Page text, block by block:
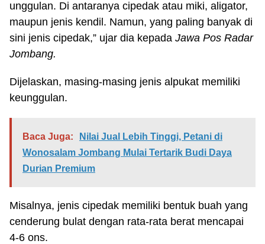
unggulan. Di antaranya cipedak atau miki, aligator,
maupun jenis kendil. Namun, yang paling banyak di
sini jenis cipedak,” ujar dia kepada Jawa Pos Radar
Jombang.
Dijelaskan, masing-masing jenis alpukat memiliki
keunggulan.
Baca Juga:
Nilai Jual Lebih Tinggi, Petani di
Wonosalam Jombang Mulai Tertarik Budi Daya
Durian Premium
Misalnya, jenis cipedak memiliki bentuk buah yang
cenderung bulat dengan rata-rata berat mencapai
4-6 ons.